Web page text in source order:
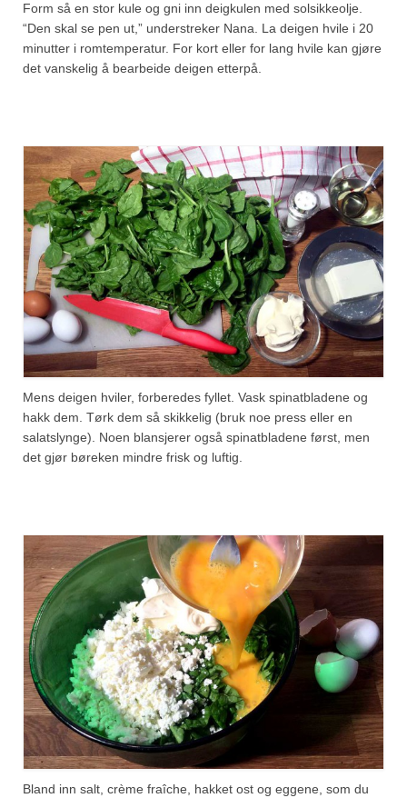
Form så en stor kule og gni inn deigkulen med solsikkeolje.
“Den skal se pen ut,” understreker Nana. La deigen hvile i 20
minutter i romtemperatur. For kort eller for lang hvile kan gjøre
det vanskelig å bearbeide deigen etterpå.
Mens deigen hviler, forberedes fyllet. Vask spinatbladene og
hakk dem. Tørk dem så skikkelig (bruk noe press eller en
salatslynge). Noen blansjerer også spinatbladene først, men
det gjør børeken mindre frisk og luftig.
Bland inn salt, crème fraîche, hakket ost og eggene, som du